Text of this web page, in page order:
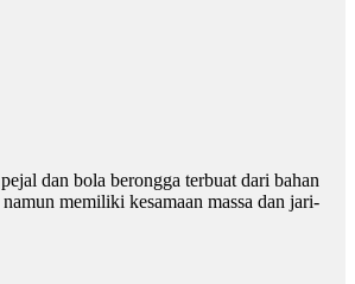
dan bola berongga terbuat dari bahan
namun memiliki kesamaan massa dan jari-